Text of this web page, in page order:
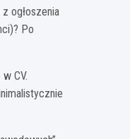
ogłoszenia
Po
CV.